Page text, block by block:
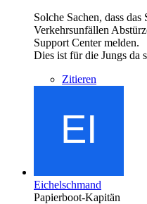
Solche Sachen, dass
Verkehrsunfällen
Support Center melden.
Dies ist für die Jungs da
Zitieren
Eichelschmand
Papierboot-Kapitän